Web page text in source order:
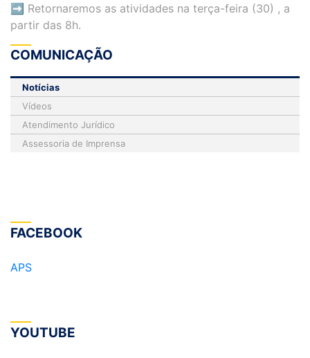
➡️ Retornaremos as atividades na terça-feira (30) , a
partir das 8h.
COMUNICAÇÃO
Notícias
Vídeos
Atendimento Jurídico
Assessoria de Imprensa
FACEBOOK
APS
YOUTUBE